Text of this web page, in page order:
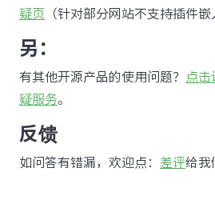
疑页 （针对部分网站不支持插件嵌
另：
有其他开源产品的使用问题？
点
疑服务。
反馈
如问答有错漏，欢迎点： 差评给我